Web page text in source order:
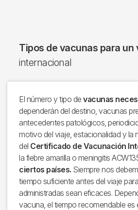
Tipos de vacunas para un
internacional
El número y tipo de vacunas
dependerán del destino, vacunas
antecedentes patológicos,
motivo del viaje, estacionalidad y la
del Certificado de Vacunación
la fiebre amarilla o meningitis
ciertos países. Siempre nos
tiempo suficiente antes del viaje
administradas sean eficaces.
vacuna, el tiempo recomendable es